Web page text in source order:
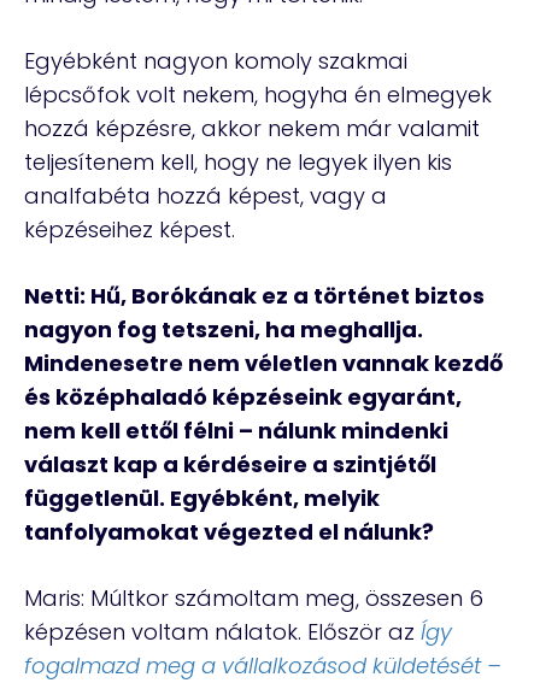
Egyébként nagyon komoly szakmai
lépcsőfok volt nekem, hogyha én elmegyek
hozzá képzésre, akkor nekem már valamit
teljesítenem kell, hogy ne legyek ilyen kis
analfabéta hozzá képest, vagy a
képzéseihez képest.
Netti: Hű, Borókának ez a történet biztos
nagyon fog tetszeni, ha meghallja.
Mindenesetre nem véletlen vannak kezdő
és középhaladó képzéseink egyaránt,
nem kell ettől félni – nálunk mindenki
választ kap a kérdéseire a szintjétől
függetlenül. Egyébként, melyik
tanfolyamokat végezted el nálunk?
Maris: Múltkor számoltam meg, összesen 6
képzésen voltam nálatok. Először az Így
fogalmazd meg a vállalkozásod küldetését –